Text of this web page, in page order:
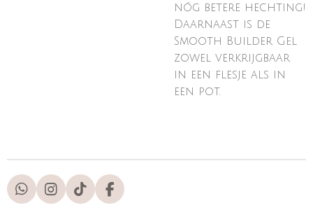
nóg betere hechting!
Daarnaast is de
Smooth Builder Gel
zowel verkrijgbaar
in een flesje als in
een pot.
W
h
I
n
T
i
F
a